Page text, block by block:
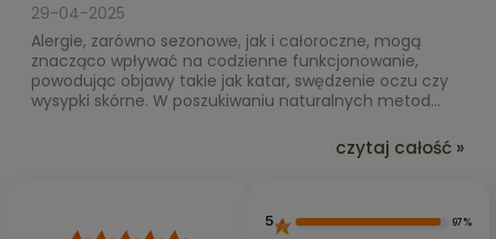
29-04-2025
Alergie, zarówno sezonowe, jak i całoroczne, mogą
znacząco wpływać na codzienne funkcjonowanie,
powodując objawy takie jak katar, swędzenie oczu czy
wysypki skórne. W poszukiwaniu naturalnych metod...
czytaj całość »
5 97%